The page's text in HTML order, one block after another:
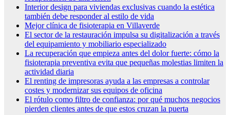
Interior design para viviendas exclusivas cuando la estética
también debe responder al estilo de vida
Mejor clínica de fisioterapia en Villaverde
El sector de la restauración impulsa su digitalización a través
del equipamiento y mobiliario especializado
La recuperación que empieza antes del dolor fuerte: cómo la
fisioterapia preventiva evita que pequeñas molestias limiten la
actividad diaria
El renting de impresoras ayuda a las empresas a controlar
costes y modernizar sus equipos de oficina
El rótulo como filtro de confianza: por qué muchos negocios
pierden clientes antes de que estos cruzan la puerta